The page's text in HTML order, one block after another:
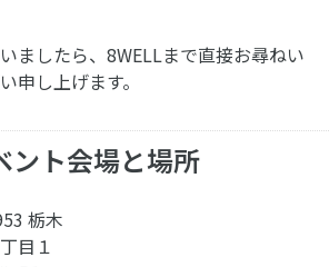
ましたら、8WELLまで直接お尋ねい
申し上げます。
ント会場と場所
栃木
目１